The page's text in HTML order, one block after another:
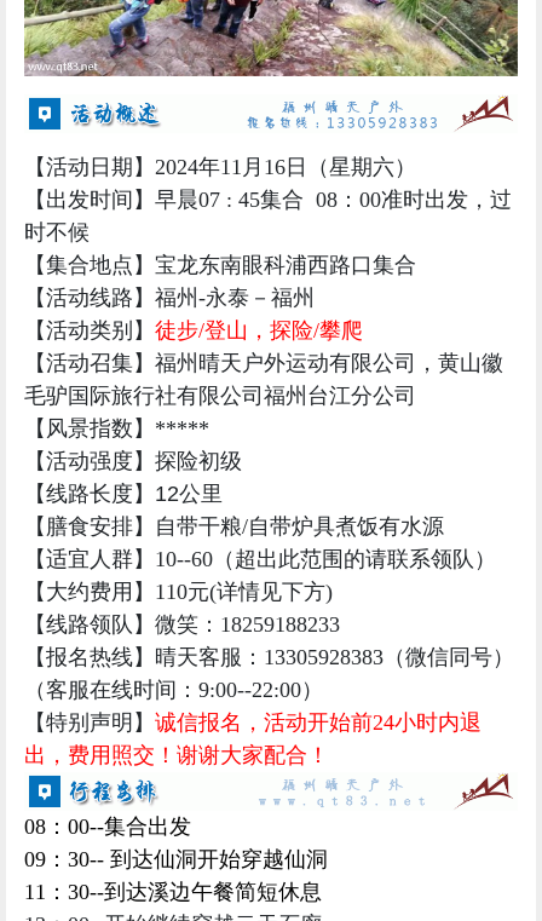
【出发时间】早晨07 : 45集合 08：00准时出发，过
时不候
【集合地点】 宝龙东南眼科浦西路口集合
【活动线路】福州-永泰－福州
【活动类别】 徒步/登山，探险/攀爬
【活动召集】福州晴天户外运动有限公司，黄山徽
毛驴国际旅行社有限公司福州台江分公司
【风景指数】*****
【活动强度】 探险初级
【线路长度】12公里
【膳食安排】自带干粮 /自带炉具煮饭有水源
【适宜人群】10--60（超出此范围的请联系领队）
【大约费用】110元(详情见下方)
【线路领队 】微笑：18259188233
【报名热线】晴天客服：13305928383（微信同号）
（客服在线时间：9:00--22:00）
【特别声明】 诚信报名，活动开始前24小时内退
出，费用照交！谢谢大家配合！
08：00--集合出发
09：30-- 到达仙洞开始穿越仙洞
11：30--到达溪边午餐简短休息
13：00--开始继续穿越云天石廊
16：00--走出景区上车返回福州
备注：时间点大体按计划的安排，但也有可能因为
某个当误的变化而有所改变，户外游玩有不可预知
的变动，抱怨者请谨慎报名！！！